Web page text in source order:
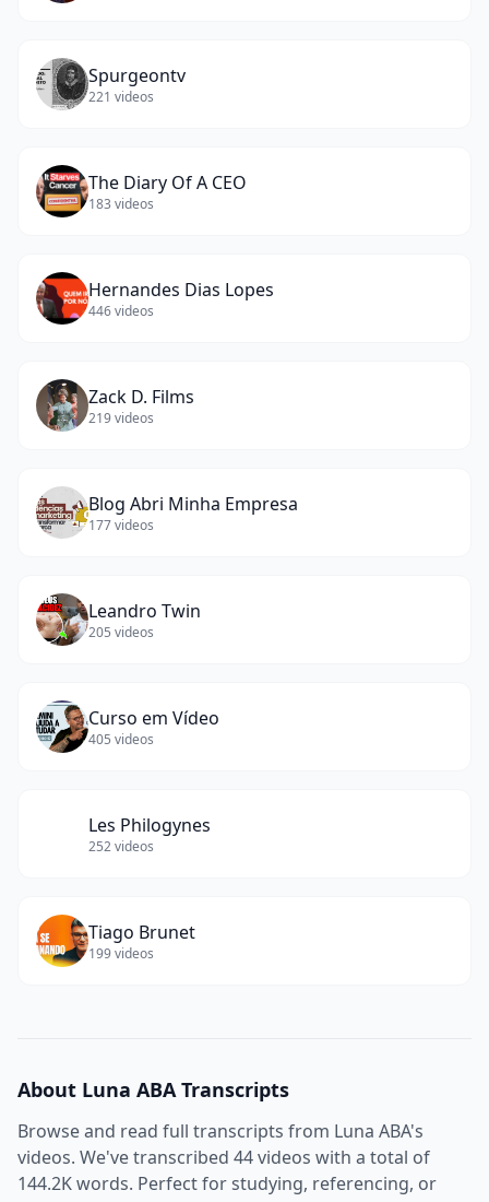
Spurgeontv
221 videos
The Diary Of A CEO
183 videos
Hernandes Dias Lopes
446videos
Zack D. Films
219videos
Blog Abri Minha Empresa
177videos
Leandro Twin
205 videos
Curso em Vídeo
405 videos
Les Philogynes
252videos
Tiago Brunet
199videos
About Luna ABATranscripts
Browse and read full transcripts from Luna ABA's
videos. We've transcribed 44videos with a total of
144.2Kwords. Perfect for studying, referencing, or